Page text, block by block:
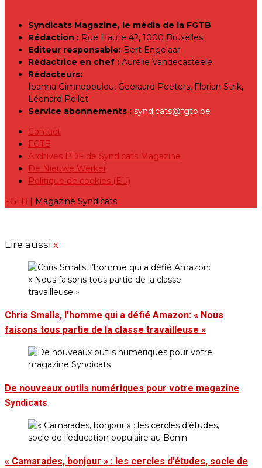
Syndicats Magazine, le média de la FGTB
Rédaction : Rue Haute 42, 1000 Bruxelles
Editeur responsable: Bert Engelaar
Rédactrice en chef : Aurélie Vandecasteele
Rédacteurs:
Ioanna Gimnopoulou, Geeraard Peeters, Florian Strik,
Léonard Pollet
Service abonnements : syndicats@fgtb.be
Contact
FGTB
Archives PDF de Syndicats Magazine
De Nieuwe Werker
Politique de cookies (EU)
FGTB | Magazine Syndicats
Lire aussi x
Chris Smalls, l’homme qui a défié Amazon: « Nous
faisons tous partie de la classe travailleuse »
De nouveaux outils numériques pour votre magazine
Syndicats
« Camarades, bonjour » : les cercles d’études, socle de